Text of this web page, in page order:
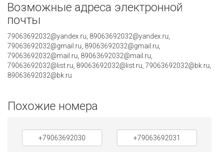
Возможные адреса электронной
почты
79063692032@yandex.ru, 89063692032@yandex.ru,
79063692032@gmail.ru, 89063692032@gmail.ru,
79063692032@mail.ru, 89063692032@mail.ru,
79063692032@list.ru, 89063692032@list.ru, 79063692032@bk.ru,
89063692032@bk.ru
Похожие номера
+79063692030 +79063692031